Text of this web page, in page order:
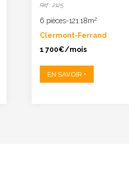
Réf : 2125
6 pièces-121.18m2
Clermont-Ferrand
1 700€/mois
EN SAVOIR +